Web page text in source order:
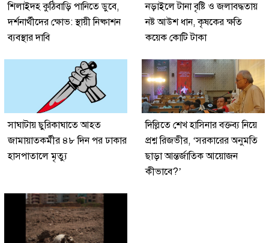
শিলাইদহ কুঠিবাড়ি পানিতে ডুবে,
দর্শনার্থীদের ক্ষোভ: স্থায়ী নিষ্কাশন
ব্যবস্থার দাবি
নড়াইলে টানা বৃষ্টি ও জলাবদ্ধতায়
নষ্ট আউশ ধান, কৃষকের ক্ষতি
কয়েক কোটি টাকা
সাঘাটায় ছুরিকাঘাতে আহত
জামায়াতকর্মীর ৪৮ দিন পর ঢাকার
হাসপাতালে মৃত্যু
দিল্লিতে শেখ হাসিনার বক্তব্য নিয়ে
প্রশ্ন রিজভীর, ‘সরকারের অনুমতি
ছাড়া আন্তর্জাতিক আয়োজন
কীভাবে?’